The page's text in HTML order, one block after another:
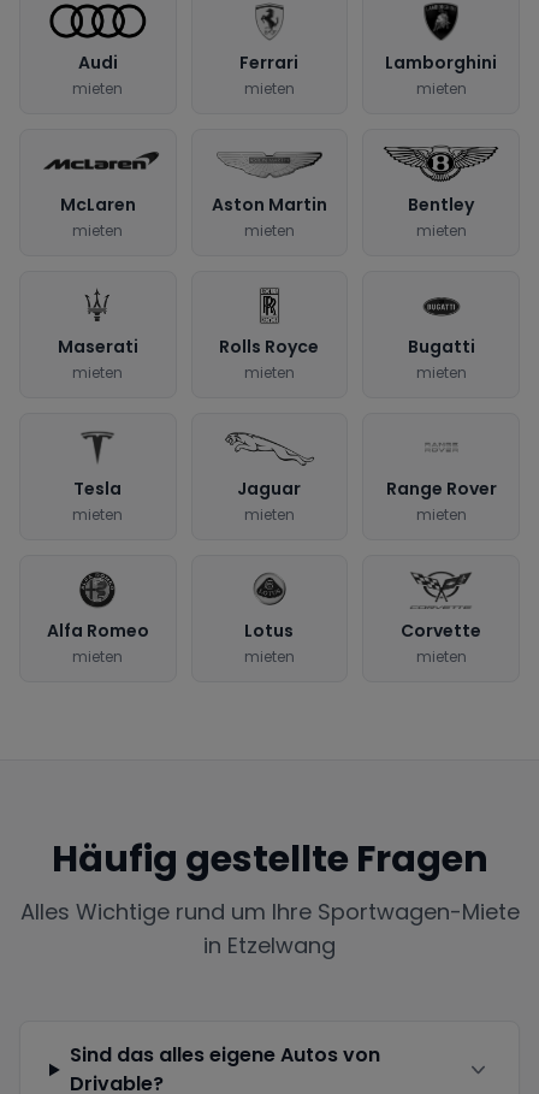
Audi
mieten
Ferrari
mieten
Lamborghini
mieten
McLaren
mieten
Aston Martin
mieten
Bentley
mieten
Maserati
mieten
Rolls Royce
mieten
Bugatti
mieten
Tesla
mieten
Jaguar
mieten
Range Rover
mieten
Alfa Romeo
mieten
Lotus
mieten
Corvette
mieten
Häufig gestellte Fragen
Alles Wichtige rund um Ihre Sportwagen-Miete
in Etzelwang
Sind das alles eigene Autos von
Drivable?